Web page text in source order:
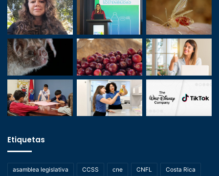
Etiquetas
asamblea legislativa CCSS cne CNFL Costa Rica